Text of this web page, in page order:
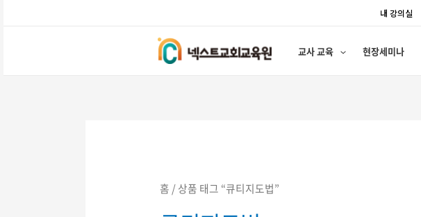
내 강의실
교사 교육 현장세미나
홈 / 상품 태그 “큐티지도법”